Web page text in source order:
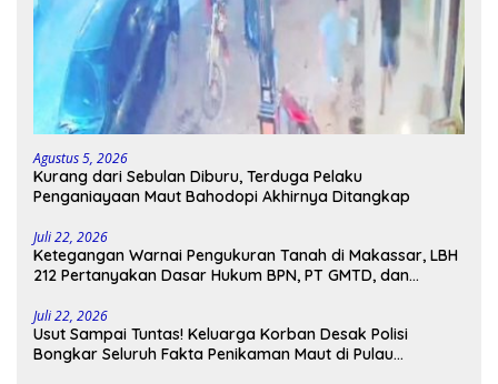
Agustus 5, 2026
Kurang dari Sebulan Diburu, Terduga Pelaku
Penganiayaan Maut Bahodopi Akhirnya Ditangkap
Juli 22, 2026
Ketegangan Warnai Pengukuran Tanah di Makassar, LBH
212 Pertanyakan Dasar Hukum BPN, PT GMTD, dan
Juli 22, 2026
Usut Sampai Tuntas! Keluarga Korban Desak Polisi
Bongkar Seluruh Fakta Penikaman Maut di Pulau